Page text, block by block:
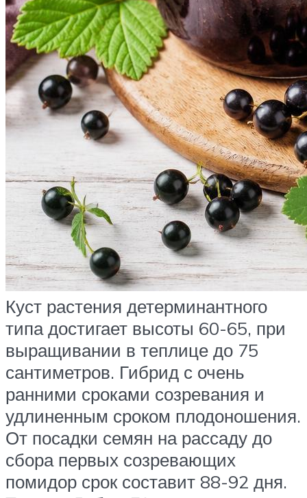
Куст растения детерминантного
типа достигает высоты 60-65, при
выращивании в теплице до 75
сантиметров. Гибрид с очень
ранними сроками созревания и
удлиненным сроком плодоношения.
От посадки семян на рассаду до
сбора первых созревающих
помидор срок составит 88-92 дня.